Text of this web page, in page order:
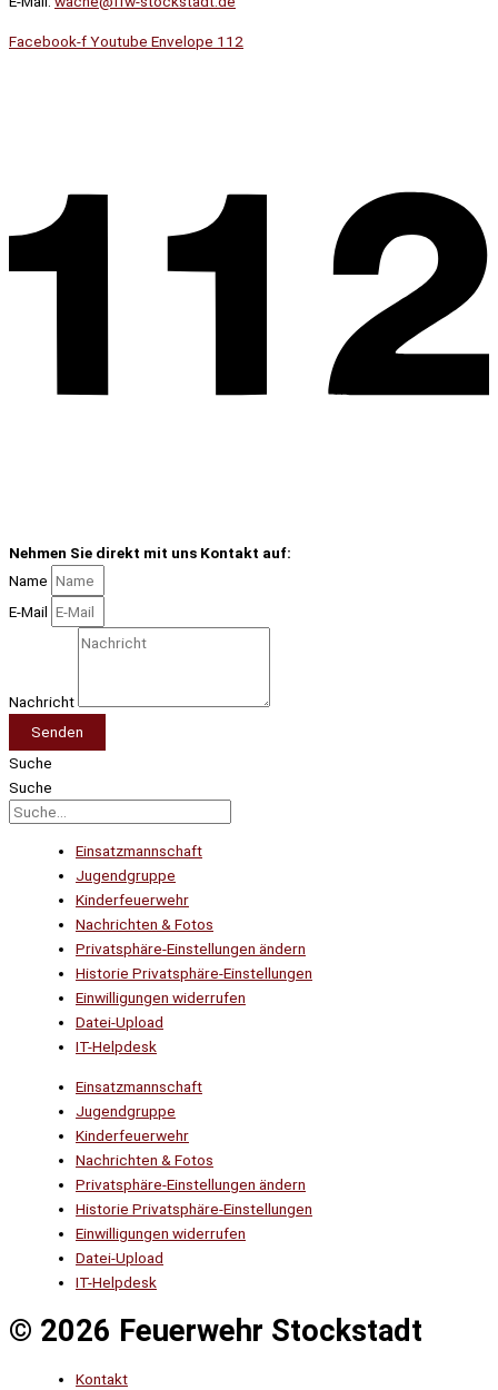
Facebook-fYoutube Envelope 112
Nehmen Sie direkt mit uns Kontakt auf:
Name
E-Mail
Nachricht
Senden
Suche
Suche
Einsatzmannschaft
Jugendgruppe
Kinderfeuerwehr
Nachrichten & Fotos
Privatsphäre-Einstellungen ändern
Historie Privatsphäre-Einstellungen
Einwilligungen widerrufen
Datei-Upload
IT-Helpdesk
Einsatzmannschaft
Jugendgruppe
Kinderfeuerwehr
Nachrichten & Fotos
Privatsphäre-Einstellungen ändern
Historie Privatsphäre-Einstellungen
Einwilligungen widerrufen
Datei-Upload
IT-Helpdesk
© 2026 Feuerwehr Stockstadt
Kontakt